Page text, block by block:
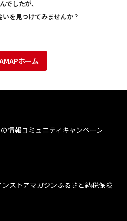
でしたが、
を見つけてみませんか？
ホーム
情報コミュニティ キャンペーン
ンストアマガジンふるさと納税保険